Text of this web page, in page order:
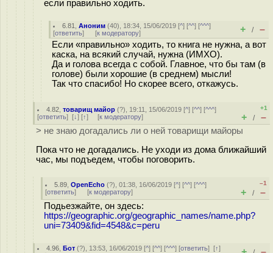
если правильно ходить.
6.81 ,Аноним (40), 18:34, 15/06/2019 [^] [^^] [^^^]
[ответить] [к модератору] + / –
Если «правильно» ходить, то книга не нужна, а вот
каска, на всякий случай, нужна (ИМХО).
Да и голова всегда с собой. Главное, что бы там (в
голове) были хорошие (в среднем) мысли!
Так что спасибо! Но скорее всего, откажусь.
4.82 ,товарищ майор (?), 19:11, 15/06/2019 [^] [^^] [^^^]
[ответить] [↓] [↑] [к модератору]
+1
+ / –
> не знаю догадались ли о ней товарищи майоры
Пока что не догадались. Не уходи из дома ближайший
час, мы подъедем, чтобы поговорить.
5.89 ,OpenEcho (?), 01:38, 16/06/2019 [^] [^^] [^^^]
[ответить] [к модератору]
–1
+ / –
Подьезжайте, он здесь:
https://geographic.org/geographic_names/name.php?
uni=73409&fid=4548&c=peru
4.96 ,Бот (?), 13:53, 16/06/2019 [^] [^^] [^^^] [ответить][↑]